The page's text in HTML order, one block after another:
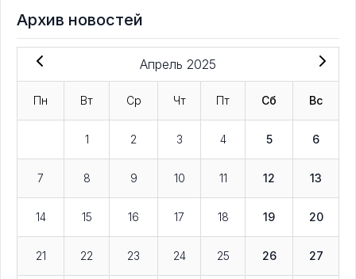
Архив новостей
Апрель 2025
Пн Вт Ср Чт Пт Сб Вс
1 2 3 4 5 6
7 8 9 10 11 12 13
14 15 16 17 18 19 20
21 22 23 24 25 26 27